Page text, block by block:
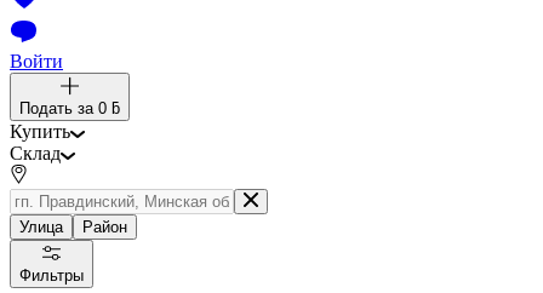
Войти
Подать за 0 ƃ
Купить
Склад
Улица Район
Фильтры